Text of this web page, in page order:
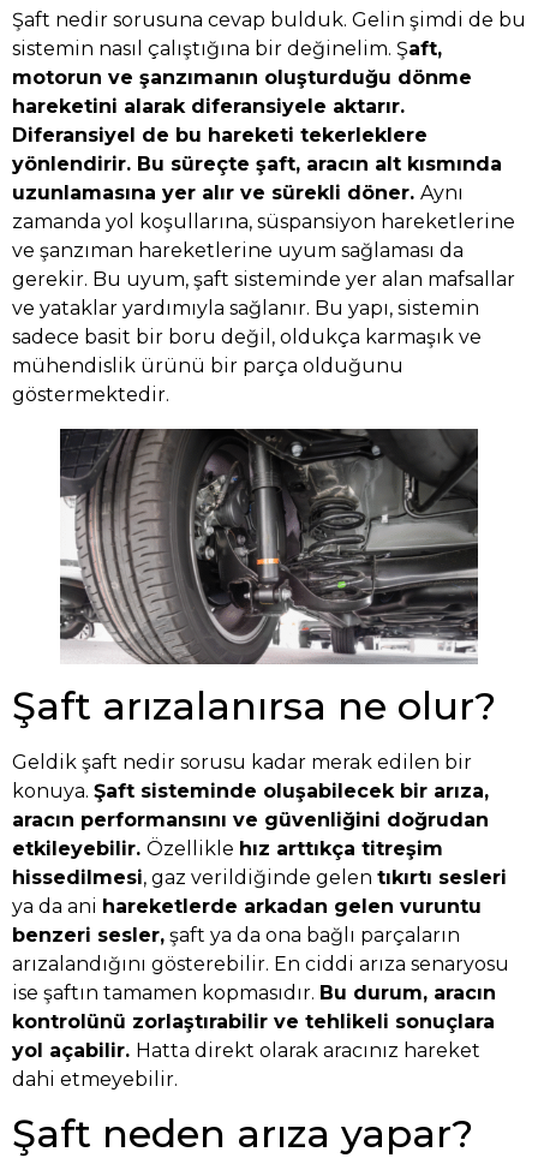
Şaft nedir sorusuna cevap bulduk. Gelin şimdi de bu
sistemin nasıl çalıştığına bir değinelim. Şaft,
motorun ve şanzımanın oluşturduğu dönme
hareketini alarak diferansiyele aktarır.
Diferansiyel de bu hareketi tekerleklere
yönlendirir. Bu süreçte şaft, aracın alt kısmında
uzunlamasına yer alır ve sürekli döner. Aynı
zamanda yol koşullarına, süspansiyon hareketlerine
ve şanzıman hareketlerine uyum sağlaması da
gerekir. Bu uyum, şaft sisteminde yer alan mafsallar
ve yataklar yardımıyla sağlanır. Bu yapı, sistemin
sadece basit bir boru değil, oldukça karmaşık ve
mühendislik ürünü bir parça olduğunu
göstermektedir.
Şaft arızalanırsa ne olur?
Geldik şaft nedir sorusu kadar merak edilen bir
konuya. Şaft sisteminde oluşabilecek bir arıza,
aracın performansını ve güvenliğini doğrudan
etkileyebilir. Özellikle hız arttıkça titreşim
hissedilmesi, gaz verildiğinde gelen tıkırtı sesleri
ya da ani hareketlerde arkadan gelen vuruntu
benzeri sesler, şaft ya da ona bağlı parçaların
arızalandığını gösterebilir. En ciddi arıza senaryosu
ise şaftın tamamen kopmasıdır. Bu durum, aracın
kontrolünü zorlaştırabilir ve tehlikeli sonuçlara
yol açabilir. Hatta direkt olarak aracınız hareket
dahi etmeyebilir.
Şaft neden arıza yapar?